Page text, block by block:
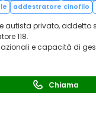
addestratore cinofilo
autista privato, addetto
118.
e capacità di
Chiama